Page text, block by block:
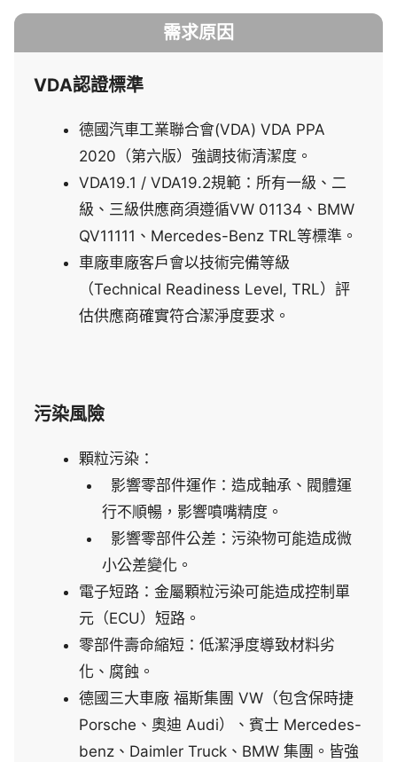
需求原因
VDA認證標準
德國汽車工業聯合會(VDA) VDA PPA
2020 （第六版）強調技術清潔度。
VDA19.1 / VDA19.2規範：所有一級、二
級、三級供應商須遵循VW 01134 、 BMW
QV11111 、 Mercedes-Benz TRL等標準。
車廠車廠客戶會以技術完備等級
（Technical Readiness Level, TRL）評
估供應商確實符合潔淨度要求。
污染風險
顆粒污染：
影響零部件運作：造成軸承、閥體運
行不順暢，影響噴嘴精度。
影響零部件公差：污染物可能造成微
小公差變化。
電子短路：金屬顆粒污染可能造成控制單
元（ECU）短路。
零部件壽命縮短：低潔淨度導致材料劣
化、腐蝕。
德國三大車廠 福斯集團 VW （包含保時捷
Porsche 、奧迪 Audi）、賓士 Mercedes-
benz 、 Daimler Truck 、 BMW 集團。皆強